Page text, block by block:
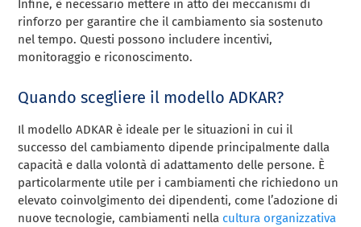
Infine, è necessario mettere in atto dei meccanismi di
rinforzo per garantire che il cambiamento sia sostenuto
nel tempo. Questi possono includere incentivi,
monitoraggio e riconoscimento.
Quando scegliere il modello ADKAR?
Il modello ADKAR è ideale per le situazioni in cui il
successo del cambiamento dipende principalmente dalla
capacità e dalla volontà di adattamento delle persone. È
particolarmente utile per i cambiamenti che richiedono un
elevato coinvolgimento dei dipendenti, come l’adozione di
nuove tecnologie, cambiamenti nella cultura organizzativa